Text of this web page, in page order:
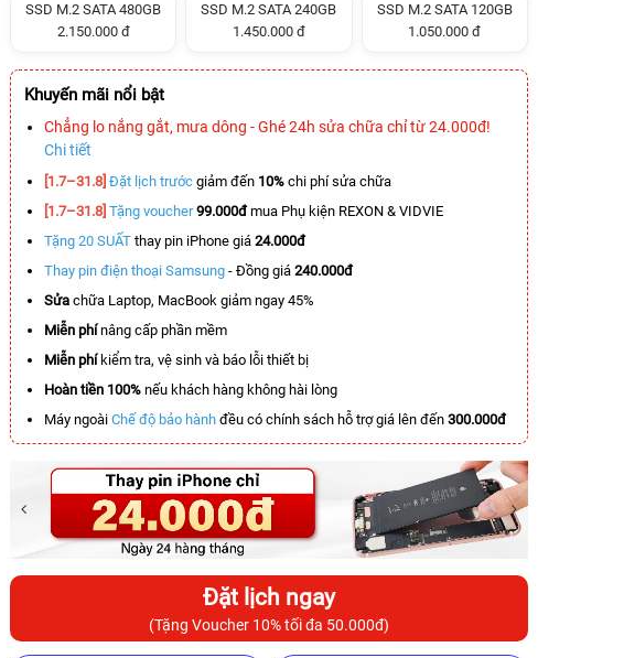
-5.800.000đ -7.700.000đ -5.500.000đ
SSD M.2 SATA 480GB
2.150.000 đ
SSD M.2 SATA 240GB
1.450.000 đ
SSD M.2 SATA 120GB
1.050.000 đ
Khuyến mãi nổi bật
Chẳng lo nắng gắt, mưa dông - Ghé 24h sửa chữa chỉ từ 24.000đ!
Chi tiết
[1.7–31.8] Đặt lịch trước giảm đến 10% chi phí sửa chữa
[1.7–31.8] Tặng voucher 99.000đmua Phụ kiện REXON & VIDVIE
Tặng 20 SUẤT thay pin iPhone giá 24.000đ
Thay pin điện thoại Samsung - Đồng giá 240.000đ
Sửa chữa Laptop, MacBook giảm ngay 45%
Miễn phínâng cấp phần mềm
Miễn phíkiểm tra, vệ sinh và báo lỗi thiết bị
Hoàn tiền 100% nếu khách hàng không hài lòng
Máy ngoài Chế độ bảo hành đều có chính sách hỗ trợ giá lên đến 300.000đ
Đặt lịch ngay
(Tặng Voucher 10% tối đa 50.000đ)